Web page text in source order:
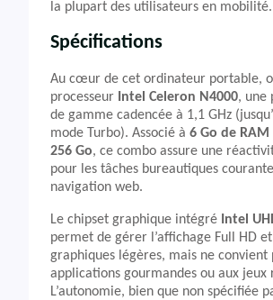
la plupart des utilisateurs en mobilité.
Spécifications
Au cœur de cet ordinateur portable,
processeur Intel Celeron N4000, une
de gamme cadencée à 1,1 GHz
mode Turbo). Associé à 6 Go de RAM
256 Go, ce combo assure une
pour les tâches bureautiques
navigation web.
Le chipset graphique intégré Intel
permet de gérer l’affichage Full HD
graphiques légères, mais ne convient
applications gourmandes ou aux jeux
L’autonomie, bien que non spécifiée